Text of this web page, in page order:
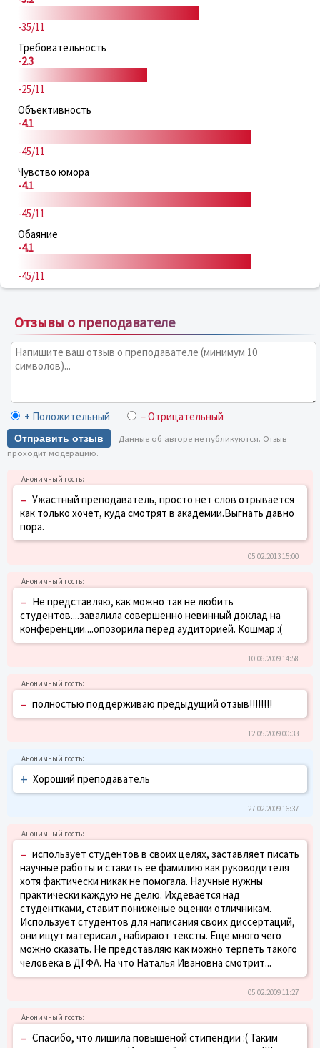
-35/11
Требовательность
-2.3
-25/11
Объективность
-4.1
-45/11
Чувство юмора
-4.1
-45/11
Обаяние
-4.1
-45/11
Отзывы о преподавателе
+ Положительный – Отрицательный
Отправить отзыв
Данные об авторе не публикуются. Отзыв
проходит модерацию.
– Ужастный преподаватель, просто нет слов отрывается
как только хочет, куда смотрят в академии.Выгнать давно
пора.
05.02.2013 15:00
– Не представляю, как можно так не любить
студентов....завалила совершенно невинный доклад на
конференции....опозорила перед аудиторией. Кошмар :(
10.06.2009 14:58
– полностью поддерживаю предыдущий отзыв!!!!!!!!
12.05.2009 00:33
+ Хороший преподаватель
27.02.2009 16:37
– использует студентов в своих целях, заставляет писать
научные работы и ставить ее фамилию как руководителя
хотя фактически никак не помогала. Научные нужны
практически каждую не делю. Ихдевается над
студентками, ставит пониженые оценки отличникам.
Использует студентов для написания своих диссертаций,
они ищут материсал , набирают тексты. Еще много чего
можно сказать. Не представляю как можно терпеть такого
человека в ДГФА. На что Наталья Ивановна смотрит...
05.02.2009 11:27
– Спасибо, что лишила повышеной стипендии :( Таким